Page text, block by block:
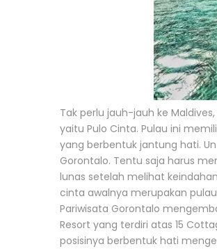
Tak perlu jauh-jauh ke
yaitu Pulo Cinta. Pulau ini
yang berbentuk jantung hati.
Gorontalo. Tentu saja harus
lunas setelah melihat
cinta awalnya merupakan
Pariwisata Gorontalo
Resort yang terdiri atas 15
posisinya berbentuk hati